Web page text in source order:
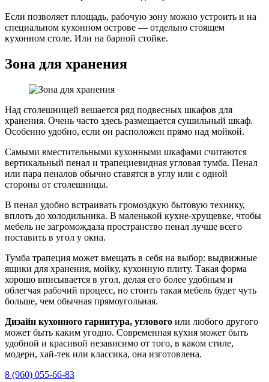
Если позволяет площадь, рабочую зону можно устроить и на
специальном кухонном острове — отдельно стоящем
кухонном столе. Или на барной стойке.
Зона для хранения
Над столешницей вешается ряд подвесных шкафов для
хранения. Очень часто здесь размещается сушильный шкаф.
Особенно удобно, если он расположен прямо над мойкой.
Самыми вместительными кухонными шкафами считаются
вертикальный пенал и трапециевидная угловая тумба. Пенал
или пара пеналов обычно ставятся в углу или с одной
стороны от столешницы.
В пенал удобно встраивать громоздкую бытовую технику,
вплоть до холодильника. В маленькой кухне-хрущевке, чтобы
мебель не загромождала пространство пенал лучше всего
поставить в угол у окна.
Тумба трапеция может вмещать в себя на выбор: выдвижные
ящики для хранения, мойку, кухонную плиту. Такая форма
хорошо вписывается в угол, делая его более удобным и
облегчая рабочий процесс, но стоить такая мебель будет чуть
больше, чем обычная прямоугольная.
Дизайн кухонного гарнитура, углового или любого другого
может быть каким угодно. Современная кухня может быть
удобной и красивой независимо от того, в каком стиле,
модерн, хай-тек или классика, она изготовлена.
8 (960) 055-66-83